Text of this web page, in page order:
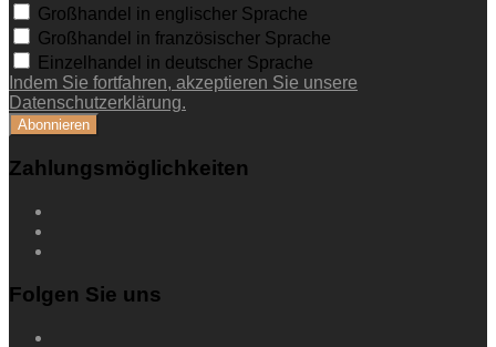
Großhandel in englischer Sprache
Großhandel in französischer Sprache
Einzelhandel in deutscher Sprache
Indem Sie fortfahren, akzeptieren Sie unsere
Datenschutzerklärung.
Zahlungsmöglichkeiten
Folgen Sie uns